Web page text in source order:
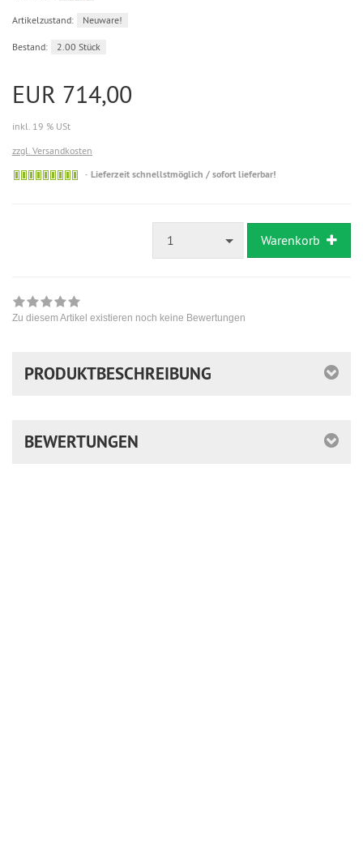
Artikelzustand: Neuware!
Bestand: 2.00 Stück
EUR 714,00
inkl. 19 % USt
zzgl. Versandkosten
Sofort
Lieferzeit schnellstmöglich / sofort lieferbar!
1 Warenkorb
Zu diesem Artikel existieren noch keine Bewertungen
PRODUKTBESCHREIBUNG
BEWERTUNGEN